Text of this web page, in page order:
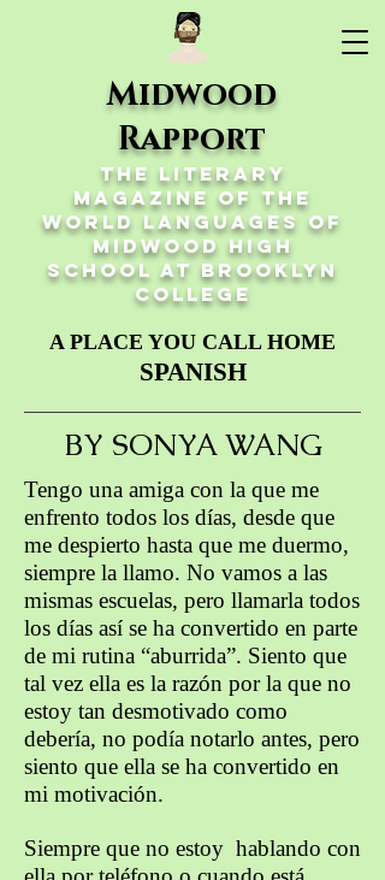
Midwood
Rapport
The Literary
Magazine of the
World Languages of
Midwood High
School at Brooklyn
College
A PLACE YOU CALL HOME
SPANISH
BY SONYA WANG
Tengo una amiga con la que me
enfrento todos los días, desde que
me despierto hasta que me duermo,
siempre la llamo. No vamos a las
mismas escuelas, pero llamarla todos
los días así se ha convertido en parte
de mi rutina “aburrida”. Siento que
tal vez ella es la razón por la que no
estoy tan desmotivado como
debería, no podía notarlo antes, pero
siento que ella se ha convertido en
mi motivación.
Siempre que no estoy hablando con